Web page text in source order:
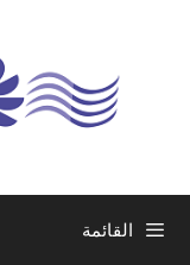
القائمة